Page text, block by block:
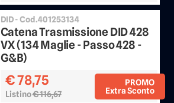
DID - Cod.401253134
Catena Trasmissione DID 428
VX (134 Maglie - Passo 428 -
G&B)
PROMO
Extra Sconto
€ 78,75
Listino€ 116,67 Sconto 25%